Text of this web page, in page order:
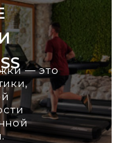
— это